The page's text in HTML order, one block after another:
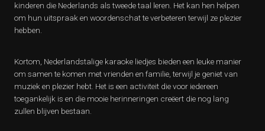
kinderen die Nederlands als tweede taal leren. Het kan hen helpen
om hun uitspraak en woordenschat te verbeteren terwijl ze plezier
hebben.
Kortom, Nederlandstalige karaoke liedjes bieden een leuke manier
om samen te komen met vrienden en familie, terwijl je geniet van
muziek en plezier hebt. Het is een activiteit die voor iedereen
toegankelijk is en die mooie herinneringen creëert die nog lang
zullen blijven bestaan.